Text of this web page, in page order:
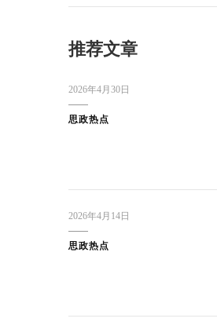
推荐文章
2026年4月30日
思政热点
2026年4月14日
思政热点